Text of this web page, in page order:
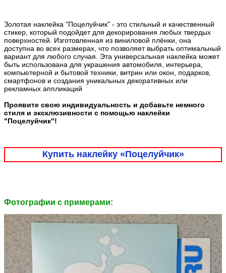
Золотая наклейка "Поцелуйчик" - это стильный и качественный
стикер, который подойдет для декорирования любых твердых
поверхностей. Изготовленная из виниловой плёнки, она
доступна во всех размерах, что позволяет выбрать оптимальный
вариант для любого случая. Эта универсальная наклейка может
быть использована для украшения автомобиля, интерьера,
компьютерной и бытовой техники, витрин или окон, подарков,
смартфонов и создания уникальных декоративных или
рекламных аппликаций
Проявите свою индивидуальность и добавьте немного
стиля и эксклюзивности с помощью наклейки
"Поцелуйчик"!
Купить наклейку «Поцелуйчик»
Фотографии c примерами: